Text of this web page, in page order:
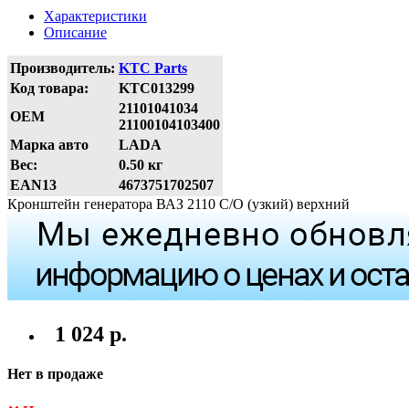
Характеристики
Описание
Производитель: KTC Parts
Код товара:
KTC013299
OEM
21101041034
21100104103400
Марка авто
LADA
Вес:
0.50 кг
EAN13
4673751702507
Кронштейн генератора ВАЗ 2110 С/О (узкий) верхний
1 024 р.
Нет в продаже